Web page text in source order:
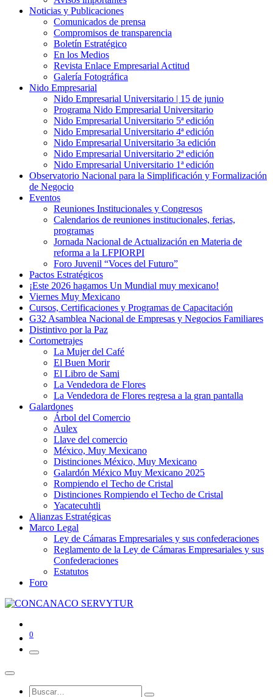
Noticias y Publicaciones
Comunicados de prensa
Compromisos de transparencia
Boletín Estratégico
En los Medios
Revista Enlace Empresarial Actitud
Galería Fotográfica
Nido Empresarial
Nido Empresarial Universitario | 15 de junio
Programa Nido Empresarial Universitario
Nido Empresarial Universitario 5ª edición
Nido Empresarial Universitario 4ª edición
Nido Empresarial Universitario 3a edición
Nido Empresarial Universitario 2ª edición
Nido Empresarial Universitario 1ª edición
Observatorio Nacional para la Simplificación y Formalización
de Negocio
Eventos
Reuniones Institucionales y Congresos
Calendarios de reuniones institucionales, ferias,
programas
Jornada Nacional de Actualización en Materia de
reforma a la LFPIORPI
Foro Juvenil “Voces del Futuro”
Pactos Estratégicos
¡Este 2026 hagamos Un Mundial muy mexicano!
Viernes Muy Mexicano
Cursos, Certificaciones y Programas de Capacitación
G32 Asamblea Nacional de Empresas y Negocios Familiares
Distintivo por la Paz
Cortometrajes
La Mujer del Café
El Buen Morir
El Libro de Sami
La Vendedora de Flores
La Vendedora de Flores regresa a la gran pantalla
Galardones
Árbol del Comercio
Aulex
Llave del comercio
México, Muy Mexicano
Distinciones México, Muy Mexicano
Galardón México Muy Mexicano 2025
Rompiendo el Techo de Cristal
Distinciones Rompiendo el Techo de Cristal
Yacatecuhtli
Alianzas Estratégicas
Marco Legal
Ley de Cámaras Empresariales y sus confederaciones
Reglamento de la Ley de Cámaras Empresariales y sus
Confederaciones
Estatutos
Foro
0